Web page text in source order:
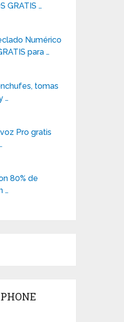
GRATIS …
Numérico
para …
tomas
…
Pro gratis
80% de
…